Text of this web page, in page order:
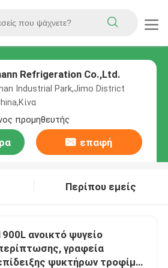
Refrigeration Co.,Ltd.
Industrial Park,Jimo District
προμηθευτής
επαφή
Περίπου εμείς
ανοικτό ψυγείο
γραφεία
ψυκτήρων τροφίμων